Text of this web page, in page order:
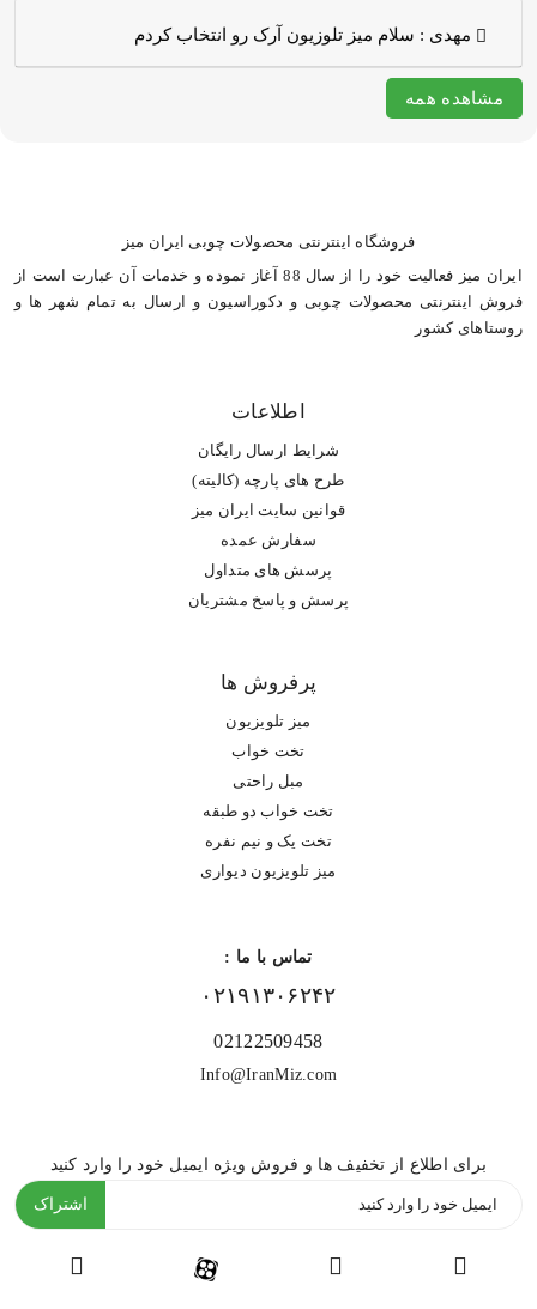
مهدی : سلام میز تلوزیون آرک رو انتخاب کردم
مشاهده همه
فروشگاه اینترنتی محصولات چوبی ایران میز
ایران میز فعالیت خود را از سال 88 آغاز نموده و خدمات آن عبارت است از
فروش اینترنتی محصولات چوبی و دکوراسیون و ارسال به تمام شهر ها و
روستاهای کشور
اطلاعات
شرایط ارسال رایگان
طرح های پارچه (کالیته)
قوانین سایت ایران میز
سفارش عمده
پرسش های متداول
پرسش و پاسخ مشتریان
پرفروش ها
میز تلویزیون
تخت خواب
مبل راحتی
تخت خواب دو طبقه
تخت یک و نیم نفره
میز تلویزیون دیواری
تماس با ما :
۰۲۱۹۱۳۰۶۲۴۲
02122509458
Info@IranMiz.com
برای اطلاع از تخفیف ها و فروش ویژه ایمیل خود را وارد کنید
اشتراک